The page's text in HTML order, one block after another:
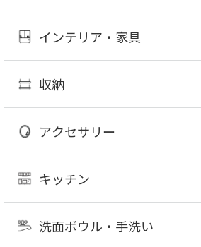
インテリア・家具
収納
アクセサリー
キッチン
洗面ボウル・手洗い